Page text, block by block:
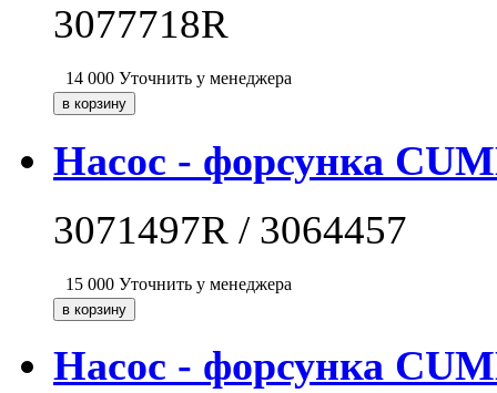
3077718R
14 000 Уточнить у менеджера
Насос - форсунка
3071497R / 3064457
15 000 Уточнить у менеджера
Насос - форсунка